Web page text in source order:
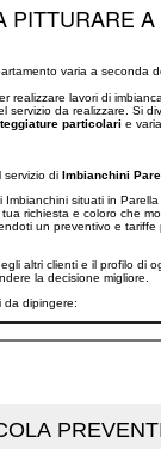
PITTURARE
varia a seconda
realizzare lavori di
servizio da realizzare. Si
particolari e
servizio di Imbianchini
situati in
richiesta e coloro che
un preventivo e tariffe
altri clienti e il profilo di
la decisione migliore.
da dipingere: